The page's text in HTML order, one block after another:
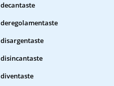
decantaste
deregolamentaste
disargentaste
disincantaste
diventaste